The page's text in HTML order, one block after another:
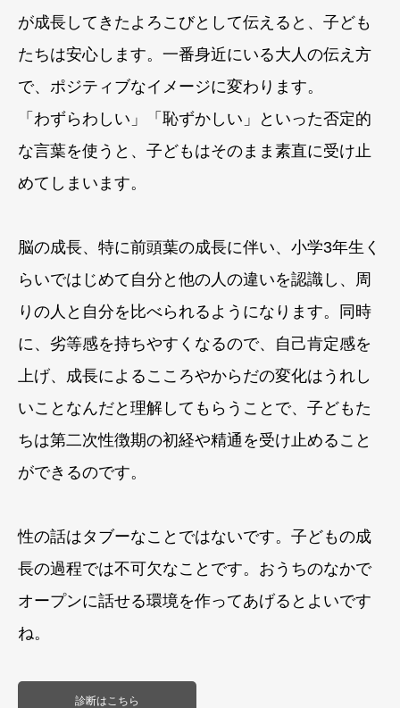
が成長してきたよろこびとして伝えると、子ども
たちは安心します。一番身近にいる大人の伝え方
で、ポジティブなイメージに変わります。
「わずらわしい」「恥ずかしい」といった否定的
な言葉を使うと、子どもはそのまま素直に受け止
めてしまいます。
脳の成長、特に前頭葉の成長に伴い、小学3年生く
らいではじめて自分と他の人の違いを認識し、周
りの人と自分を比べられるようになります。同時
に、劣等感を持ちやすくなるので、自己肯定感を
上げ、成長によるこころやからだの変化はうれし
いことなんだと理解してもらうことで、子どもた
ちは第二次性徴期の初経や精通を受け止めること
ができるのです。
性の話はタブーなことではないです。子どもの成
長の過程では不可欠なことです。おうちのなかで
オープンに話せる環境を作ってあげるとよいです
ね。
診断はこちら